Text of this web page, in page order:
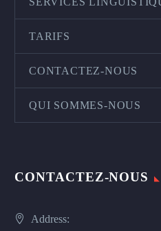
TARIFS
CONTACTEZ-NOUS
QUI SOMMES-NOUS
CONTACTEZ-NOUS
Address: